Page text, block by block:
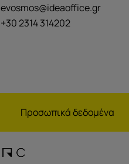
evosmos@ideaoffice.gr
+30 2314 314202
Προσωπικά δεδομένα